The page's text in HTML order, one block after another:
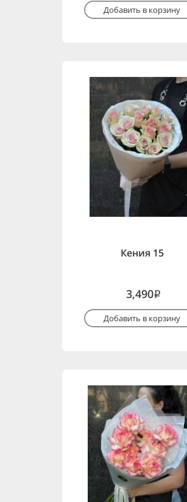
Добавить в корзину
Кения 15
3,490i
Добавить в корзину